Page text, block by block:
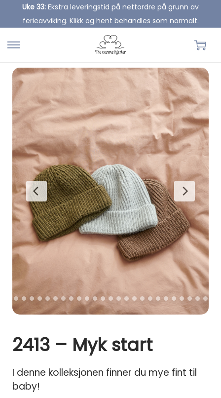
Uke 33: Ekstra leveringstid på nettordre på grunn av
ferieavviking. Klikk og hent behandles som normalt.
S
t
o
n
a
v
i
g
a
t
i
o
S
t
o
c
o
n
t
e
n
t
2413 – Myk start
I denne kolleksjonen finner du mye fint til
baby!